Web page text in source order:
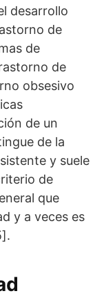
desarrollo
de
de
de
obsesivo
de un
de la
y suele
de
que
y a veces es